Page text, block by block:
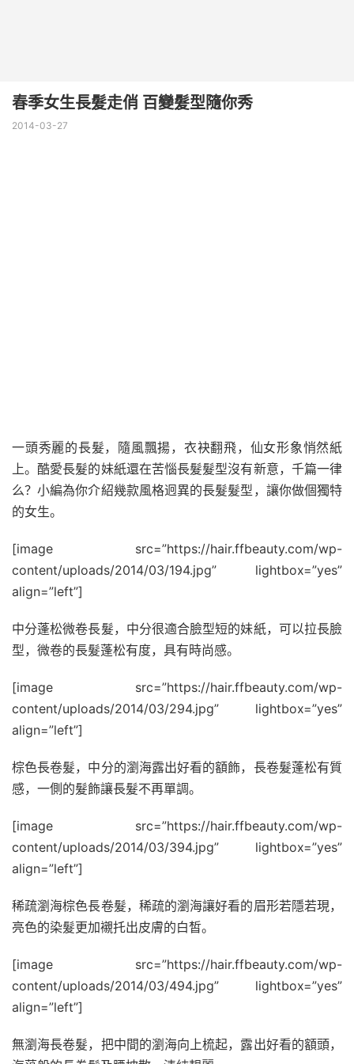
春季女生長髮走俏 百變髮型隨你秀
2014-03-27
一頭秀麗的長髮，隨風飄揚，衣袂翻飛，仙女形象悄然紙
上。酷愛長髮的妹紙還在苦惱長髮髮型沒有新意，千篇一律
么？小編為你介紹幾款風格迥異的長髮髮型，讓你做個獨特
的女生。
[image src=”https://hair.ffbeauty.com/wp-
content/uploads/2014/03/194.jpg” lightbox=”yes”
align=”left”]
中分蓬松微卷長髮，中分很適合臉型短的妹紙，可以拉長臉
型，微卷的長髮蓬松有度，具有時尚感。
[image src=”https://hair.ffbeauty.com/wp-
content/uploads/2014/03/294.jpg” lightbox=”yes”
align=”left”]
棕色長卷髮，中分的瀏海露出好看的額飾，長卷髮蓬松有質
感，一側的髮飾讓長髮不再單調。
[image src=”https://hair.ffbeauty.com/wp-
content/uploads/2014/03/394.jpg” lightbox=”yes”
align=”left”]
稀疏瀏海棕色長卷髮，稀疏的瀏海讓好看的眉形若隱若現，
亮色的染髮更加襯托出皮膚的白皙。
[image src=”https://hair.ffbeauty.com/wp-
content/uploads/2014/03/494.jpg” lightbox=”yes”
align=”left”]
無瀏海長卷髮，把中間的瀏海向上梳起，露出好看的額頭，